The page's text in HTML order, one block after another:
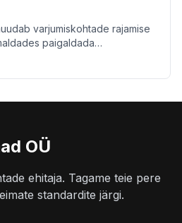
varjumiskohtade rajamise
paigaldada
vaid mõne tunniga.
OÜ
ehitaja. Tagame teie pere
standardite järgi.